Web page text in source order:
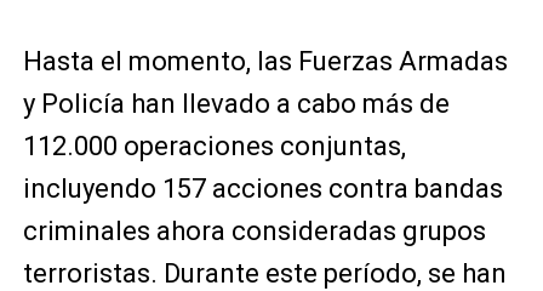
Hasta el momento, las Fuerzas Armadas
y Policía han llevado a cabo más de
112.000 operaciones conjuntas,
incluyendo 157 acciones contra bandas
criminales ahora consideradas grupos
terroristas. Durante este período, se han